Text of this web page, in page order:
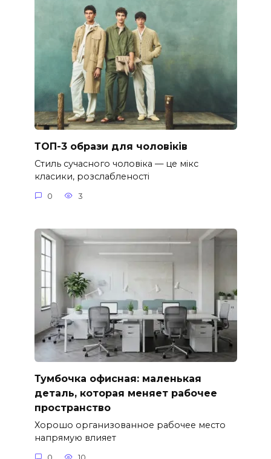
ТОП-3 образи для чоловіків
Стиль сучасного чоловіка — це мікс
класики, розслабленості
0 3
Тумбочка офисная: маленькая
деталь, которая меняет рабочее
пространство
Хорошо организованное рабочее место
напрямую влияет